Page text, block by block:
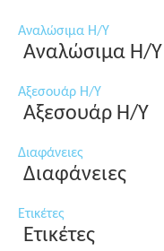
Αναλώσιμα Η/Υ
Αναλώσιμα Η/Υ
Αξεσουάρ Η/Υ
Αξεσουάρ Η/Υ
Διαφάνειες
Διαφάνειες
Ετικέτες
Ετικέτες